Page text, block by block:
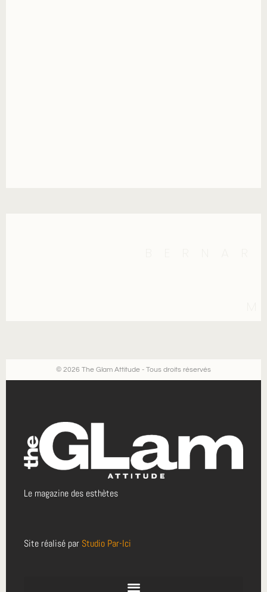
© 2026 The Glam Attitude - Tous droits réservés
Le magazine des esthètes
Site réalisé par Studio Par-Ici